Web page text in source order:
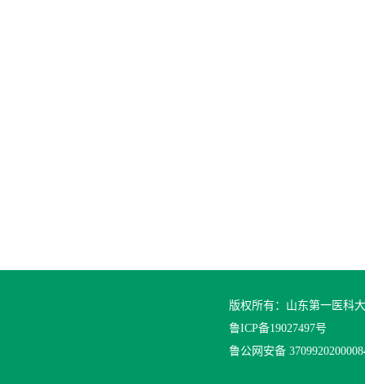
版权所有：山东第一医科
鲁ICP备19027497号
鲁公网安备